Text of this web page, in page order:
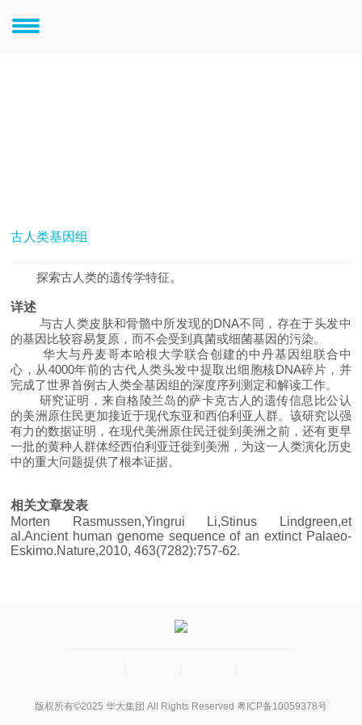
大科学-重大项目
古人类基因组
探索古人类的遗传学特征。
详述
与古人类皮肤和骨骼中所发现的DNA不同，存在于头发中
的基因比较容易复原，而不会受到真菌或细菌基因的污染。
华大与丹麦哥本哈根大学联合创建的中丹基因组联合中
心，从4000年前的古代人类头发中提取出细胞核DNA碎片，并
完成了世界首例古人类全基因组的深度序列测定和解读工作。
研究证明，来自格陵兰岛的萨卡克古人的遗传信息比公认
的美洲原住民更加接近于现代东亚和西伯利亚人群。该研究以强
有力的数据证明，在现代美洲原住民迁徙到美洲之前，还有更早
一批的黄种人群体经西伯利亚迁徙到美洲，为这一人类演化历史
中的重大问题提供了根本证据。
相关文章发表
Morten Rasmussen,Yingrui Li,Stinus Lindgreen,et
al.Ancient human genome sequence of an extinct Palaeo-
Eskimo.Nature,2010, 463(7282):757-62.
版权所有©2025 华大集团 All Rights Reserved 粤ICP备10059378号